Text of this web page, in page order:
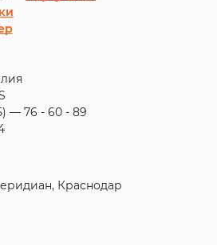
— 76 - 60 - 89
Краснодар